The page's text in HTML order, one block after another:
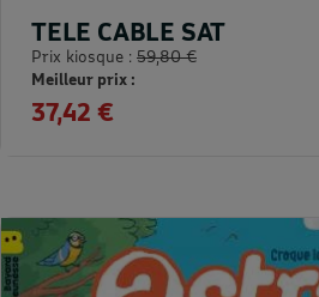
TELE CABLE SAT
Prix kiosque : 59,80 €
Meilleur prix :
37,42 €